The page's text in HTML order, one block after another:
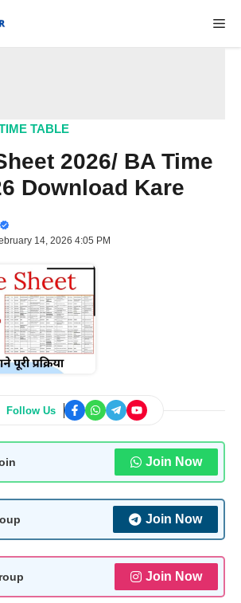
TABLE
2026/ BA Time
Download Kare
14, 2026 4:05 PM
Follow Us
Join Now
Join Now
Join Now